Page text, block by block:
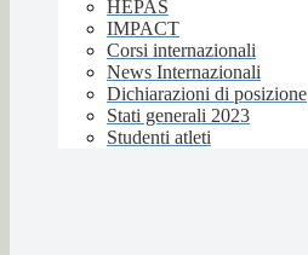
HEPAS
IMPACT
Corsi internazionali
News Internazionali
Dichiarazioni di posizione
Stati generali 2023
Studenti atleti